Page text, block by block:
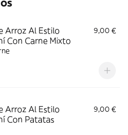
Arroz Al Estilo
Con Carne Mixto
9,00 €
Arroz Al Estilo
Con Patatas
9,00 €